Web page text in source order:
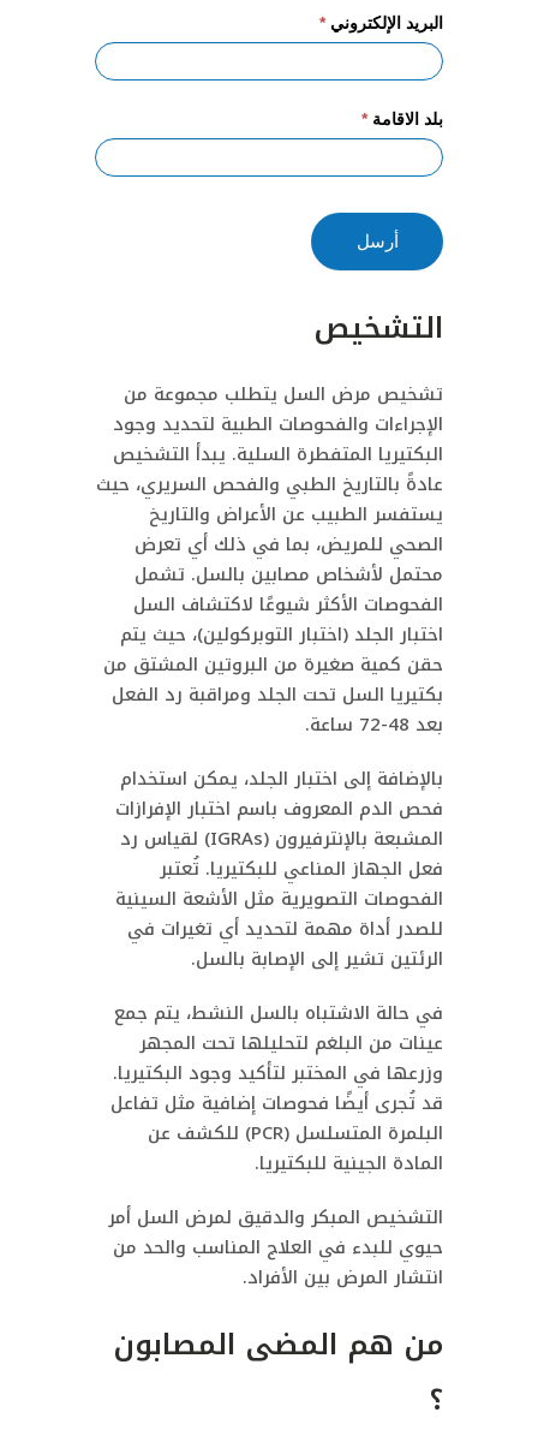
البريد الإلكتروني*
بلد الاقامة*
أرسل
التشخيص
تشخيص مرض السل يتطلب مجموعة من
الإجراءات والفحوصات الطبية لتحديد وجود
البكتيريا المتفطرة السلية. يبدأ التشخيص
عادةً بالتاريخ الطبي والفحص السريري، حيث
يستفسر الطبيب عن الأعراض والتاريخ
الصحي للمريض، بما في ذلك أي تعرض
محتمل لأشخاص مصابين بالسل. تشمل
الفحوصات الأكثر شيوعًا لاكتشاف السل
اختبار الجلد (اختبار التوبركولين)، حيث يتم
حقن كمية صغيرة من البروتين المشتق من
بكتيريا السل تحت الجلد ومراقبة رد الفعل
بعد 48-72 ساعة.
بالإضافة إلى اختبار الجلد، يمكن استخدام
فحص الدم المعروف باسم اختبار الإفرازات
المشبعة بالإنترفيرون (IGRAs) لقياس رد
فعل الجهاز المناعي للبكتيريا. تُعتبر
الفحوصات التصويرية مثل الأشعة السينية
للصدر أداة مهمة لتحديد أي تغيرات في
الرئتين تشير إلى الإصابة بالسل.
في حالة الاشتباه بالسل النشط، يتم جمع
عينات من البلغم لتحليلها تحت المجهر
وزرعها في المختبر لتأكيد وجود البكتيريا.
قد تُجرى أيضًا فحوصات إضافية مثل تفاعل
البلمرة المتسلسل (PCR) للكشف عن
المادة الجينية للبكتيريا.
التشخيص المبكر والدقيق لمرض السل أمر
حيوي للبدء في العلاج المناسب والحد من
انتشار المرض بين الأفراد.
من هم المضى المصابون
؟